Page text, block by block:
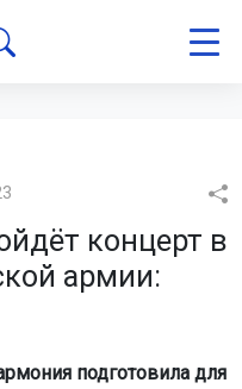
концерт в
армии:
подготовила для